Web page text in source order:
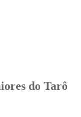
do Tarô